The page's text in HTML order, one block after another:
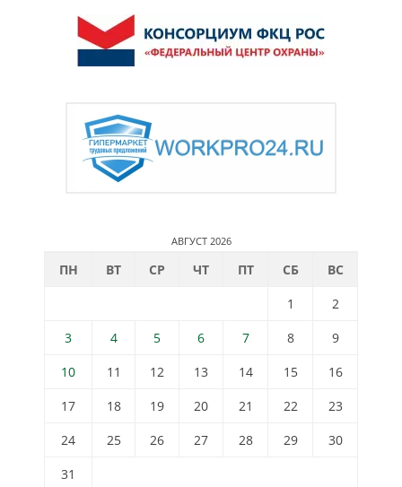
АВГУСТ 2026
ПН ВТ СР ЧТ ПТ СБ
ВС
1
2
3
4 5 6 7 8
9
10
11 12 13 14 15
16
17
18 19 20 21 22
23
24
25 26 27 28 29
30
31